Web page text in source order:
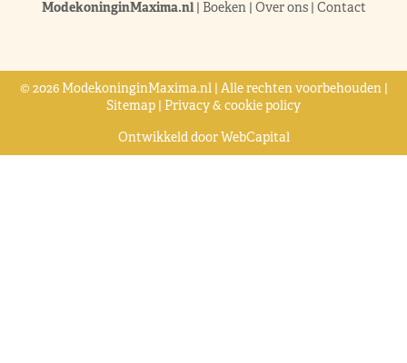
ModekoninginMaxima.nl| Boeken| Over ons| Contact
© 2026 ModekoninginMaxima.nl | Alle rechten voorbehouden |
Sitemap | Privacy & cookie policy
Ontwikkeld doorWebCapital